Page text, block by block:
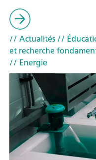
// Actualités//
et recherche
// Energie